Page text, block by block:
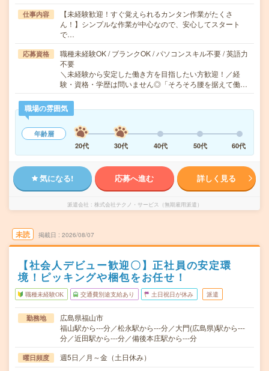
仕事内容
【未経験歓迎！すぐ覚えられるカンタン作業がたくさ
ん！】シンプルな作業が中心なので、安心してスタート
で…
応募資格
職種未経験OK / ブランクOK / パソコンスキル不要 / 英語力
不要
＼未経験から安定した働き方を目指したい方歓迎！／経
験・資格・学歴は問いません◎「そろそろ腰を据えて働…
職場の雰囲気
年齢層
20代
30代 40代 50代 60代
気になる! 応募へ進む 詳しく見る
派遣会社 株式会社テクノ・サービス（無期雇用派遣）
未読 掲載日 2026/08/07
【社会人デビュー歓迎〇】正社員の安定環
境！ピッキングや梱包をお任せ！
職種未経験OK 交通費別途支給あり 土日祝日が休み 派遣
勤務地
広島県福山市
福山駅から---分／松永駅から---分／大門(広島県)駅から---
分／近田駅から---分／備後本庄駅から---分
曜日頻度 週5日／月～金（土日休み）